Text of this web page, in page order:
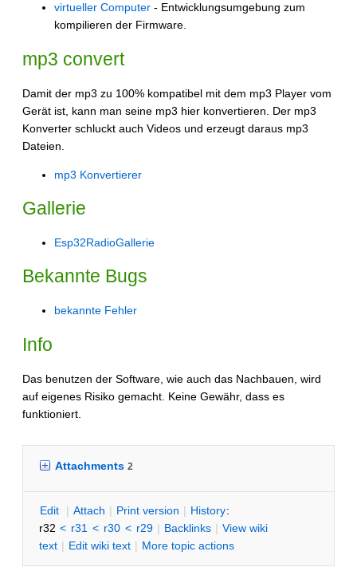
virtueller Computer - Entwicklungsumgebung zum
kompilieren der Firmware.
mp3 convert
Damit der mp3 zu 100% kompatibel mit dem mp3 Player vom
Gerät ist, kann man seine mp3 hier konvertieren. Der mp3
Konverter schluckt auch Videos und erzeugt daraus mp3
Dateien.
mp3 Konvertierer
Gallerie
Esp32RadioGallerie
Bekannte Bugs
bekannte Fehler
Info
Das benutzen der Software, wie auch das Nachbauen, wird
auf eigenes Risiko gemacht. Keine Gewähr, dass es
funktioniert.
Attachments 2
Edit | Attach | Print version | History:
r32 < r31 < r30 < r29 | Backlinks | View wiki
text | Edit wiki text | More topic actions